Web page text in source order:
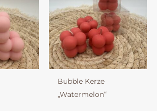
Bubble Kerze
„Watermelon“